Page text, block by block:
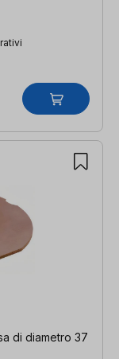
di diametro 37